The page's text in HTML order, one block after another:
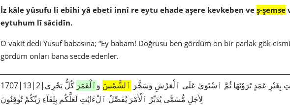
İz kâle yûsufu li ebîhi yâ ebeti innî re eytu ehade aşere kevkeben ve ş-şemse
eytuhum lî sâcidîn.
O vakit dedi Yusuf babasına; “Ey babam! Doğrusu ben gördüm on bir parlak gök
gördüm onları bana secde edenler.
بِغَيْرِ عَمَدٍ تَرَوْنَهَا ثُمَّ ٱسْتَوَىٰ عَلَى ٱلْعَرْشِ وَسَخَّرَ ٱلشَّمْسَ وَٱلْقَمَرَ كُلٌّ يَجْرِى
لِأَجَلٍ مُّسَمًّى يُدَبِّرُ ٱلْأَمْرَ يُفَصِّلُ ٱلْءَايَٰتِ لَعَلَّكُم بِلِقَآءِ رَبِّكُمْ تُوقِنُونَ